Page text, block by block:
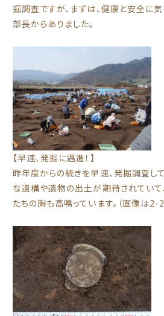
掘調査ですが、まずは、健康と安全に
部長からありました。
【早速、発掘に邁進！】
昨年度からの続きを早速、発掘調査し
な遺構や遺物の出土が期待されていて
たちの胸も高鳴っています。（画像は2-2